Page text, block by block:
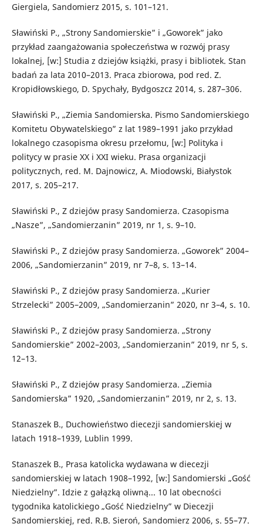
Giergiela, Sandomierz 2015, s. 101–121.
Sławiński P., „Strony Sandomierskie” i „Goworek” jako
przykład zaangażowania społeczeństwa w rozwój prasy
lokalnej, [w:] Studia z dziejów książki, prasy i bibliotek. Stan
badań za lata 2010–2013. Praca zbiorowa, pod red. Z.
Kropidłowskiego, D. Spychały, Bydgoszcz 2014, s. 287–306.
Sławiński P., „Ziemia Sandomierska. Pismo Sandomierskiego
Komitetu Obywatelskiego” z lat 1989–1991 jako przykład
lokalnego czasopisma okresu przełomu, [w:] Polityka i
politycy w prasie XX i XXI wieku. Prasa organizacji
politycznych, red. M. Dajnowicz, A. Miodowski, Białystok
2017, s. 205–217.
Sławiński P., Z dziejów prasy Sandomierza. Czasopisma
„Nasze”, „Sandomierzanin” 2019, nr 1, s. 9–10.
Sławiński P., Z dziejów prasy Sandomierza. „Goworek” 2004–
2006, „Sandomierzanin” 2019, nr 7–8, s. 13–14.
Sławiński P., Z dziejów prasy Sandomierza. „Kurier
Strzelecki” 2005–2009, „Sandomierzanin” 2020, nr 3–4, s. 10.
Sławiński P., Z dziejów prasy Sandomierza. „Strony
Sandomierskie” 2002–2003, „Sandomierzanin” 2019, nr 5, s.
12–13.
Sławiński P., Z dziejów prasy Sandomierza. „Ziemia
Sandomierska” 1920, „Sandomierzanin” 2019, nr 2, s. 13.
Stanaszek B., Duchowieństwo diecezji sandomierskiej w
latach 1918–1939, Lublin 1999.
Stanaszek B., Prasa katolicka wydawana w diecezji
sandomierskiej w latach 1908–1992, [w:] Sandomierski „Gość
Niedzielny”. Idzie z gałązką oliwną... 10 lat obecności
tygodnika katolickiego „Gość Niedzielny” w Diecezji
Sandomierskiej, red. R.B. Sieroń, Sandomierz 2006, s. 55–77.